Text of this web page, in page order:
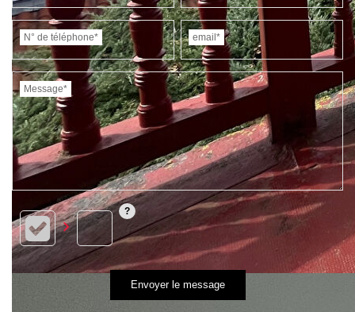
N° de téléphone* email*
Message*
Envoyer le message